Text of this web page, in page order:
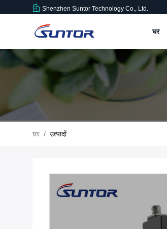
Shenzhen Suntor Technology Co., Ltd.
घर
घर / उत्पादों